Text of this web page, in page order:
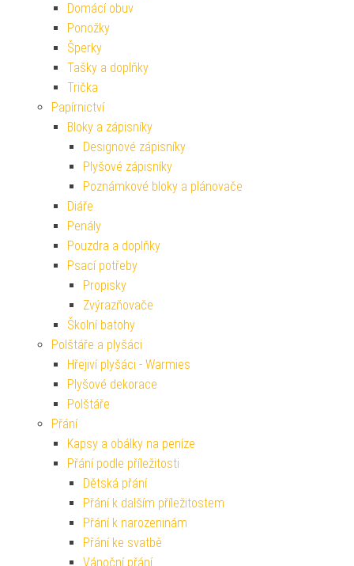
Domácí obuv
Ponožky
Šperky
Tašky a doplňky
Trička
Papírnictví
Bloky a zápisníky
Designové zápisníky
Plyšové zápisníky
Poznámkové bloky a plánovače
Diáře
Penály
Pouzdra a doplňky
Psací potřeby
Propisky
Zvýrazňovače
Školní batohy
Polštáře a plyšáci
Hřejiví plyšáci - Warmies
Plyšové dekorace
Polštáře
Přání
Kapsy a obálky na peníze
Přání podle příležitosti
Dětská přání
Přání k dalším příležitostem
Přání k narozeninám
Přání ke svatbě
Vánoční přání